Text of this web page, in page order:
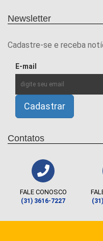
Newsletter
Cadastre-se e receba
E-mail
Contatos
FALE CONOSCO
(31) 3616-7227